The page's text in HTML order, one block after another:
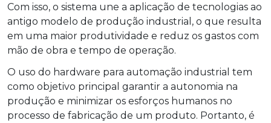
Com isso, o sistema une a aplicação de tecnologias ao
antigo modelo de produção industrial, o que resulta
em uma maior produtividade e reduz os gastos com
mão de obra e tempo de operação.
O uso do hardware para automação industrial tem
como objetivo principal garantir a autonomia na
produção e minimizar os esforços humanos no
processo de fabricação de um produto. Portanto, é